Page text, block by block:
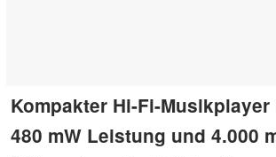
Kompakter Hi-Fi-
480 mW Leistung und 4.000